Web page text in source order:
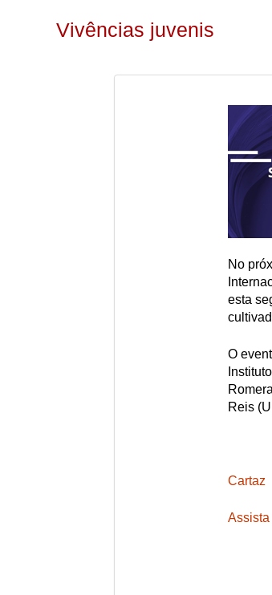
Vivências juvenis
No
esta
O
Reis
Cartaz